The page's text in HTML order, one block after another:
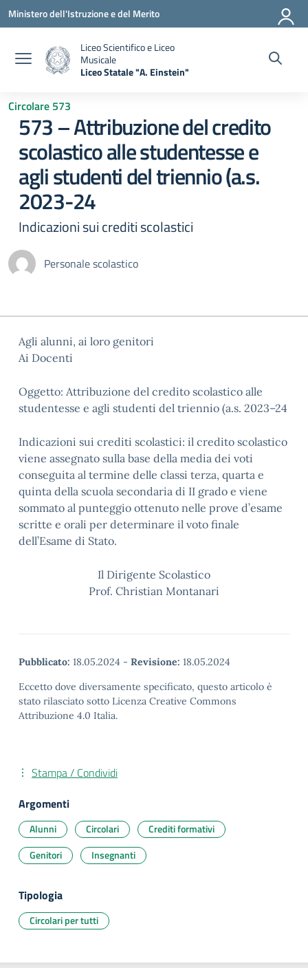
Vai ai contenuti
Vai al menu di navigazione
Vai al footer
Ministero dell'Istruzione e del Merito
Liceo Scientifico e Liceo
Musicale
Liceo Statale "A. Einstein"
Circolare 573
573 – Attribuzione del credito
scolastico alle studentesse e
agli studenti del triennio (a.s.
2023-24
Indicazioni sui crediti scolastici
Personale scolastico
Agli alunni, ai loro genitori
Ai Docenti
Oggetto: Attribuzione del credito scolastico alle
studentesse e agli studenti del triennio (a.s. 2023–24
Indicazioni sui crediti scolastici: il credito scolastico
viene assegnato sulla base della media dei voti
conseguita al termine delle classi terza, quarta e
quinta della scuola secondaria di II grado e viene
sommato al punteggio ottenuto nelle prove d’esame
scritte e orali per determinare il voto finale
dell’Esame di Stato.
Il Dirigente Scolastico
Prof. Christian Montanari
Pubblicato: 18.05.2024 - Revisione: 18.05.2024
Eccetto dove diversamente specificato, questo articolo è
stato rilasciato sotto Licenza Creative Commons
Attribuzione 4.0 Italia.
Stampa / Condividi
Argomenti
Alunni Circolari
Crediti formativi
Genitori
Insegnanti
Tipologia
Circolari per tutti